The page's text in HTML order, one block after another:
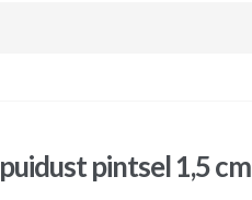
puidust pintsel 1,5 cm